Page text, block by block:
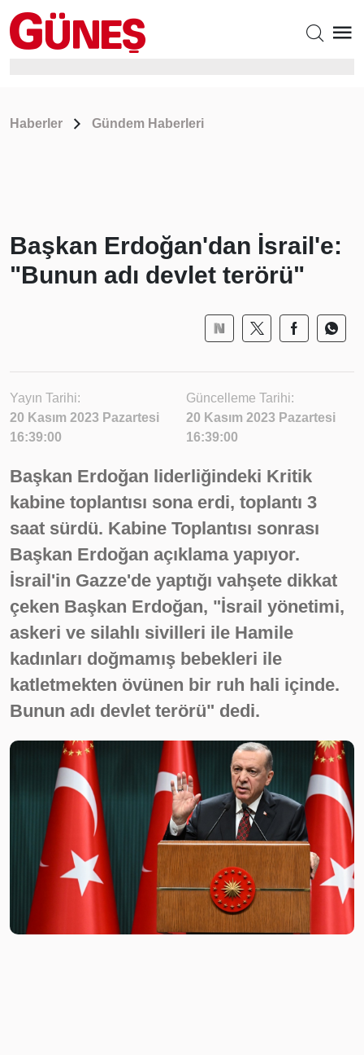
Haberler Gündem Haberleri
Başkan Erdoğan'dan İsrail'e:
"Bunun adı devlet terörü"
Yayın Tarihi:
20 Kasım 2023 Pazartesi
16:39:00
Güncelleme Tarihi:
20 Kasım 2023 Pazartesi
16:39:00
Başkan Erdoğan liderliğindeki Kritik
kabine toplantısı sona erdi, toplantı 3
saat sürdü. Kabine Toplantısı sonrası
Başkan Erdoğan açıklama yapıyor.
İsrail'in Gazze'de yaptığı vahşete dikkat
çeken Başkan Erdoğan, "İsrail yönetimi,
askeri ve silahlı sivilleri ile Hamile
kadınları doğmamış bebekleri ile
katletmekten övünen bir ruh hali içinde.
Bunun adı devlet terörü" dedi.